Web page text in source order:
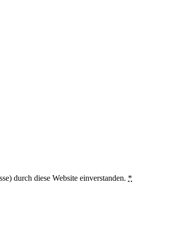
durch diese Website einverstanden. *